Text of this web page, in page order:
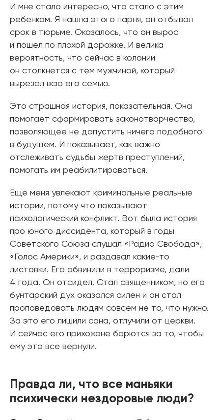
И мне стало интересно, что стало с этим
ребенком. Я нашла этого парня, он отбывал
срок в тюрьме. Оказалось, что он вырос
и пошел по плохой дорожке. И велика
вероятность, что сейчас в колонии
он столкнется с тем мужчиной, который
вырезал всю его семью.
Это страшная история, показательная. Она
помогает сформировать законотворчество,
позволяющее не допустить ничего подобного
в будущем. И показывает, как важно
отслеживать судьбы жертв преступлений,
помогать им реабилитироваться.
Еще меня увлекают криминальные реальные
истории, потому что показывают
психологический конфликт. Вот была история
про юного диссидента, который в годы
Советского Союза слушал «Радио Свобода»,
«Голос Америки», и раздавал какие-то
листовки. Его обвинили в терроризме, дали
4 года. Он отсидел. Стал священником, но его
бунтарский дух оказался силен и он стал
проповедовать людям совсем не то, что нужно.
За это его лишили сана, отлучили от церкви.
И сейчас его прихожане борются за то, чтобы
ему это все вернули.
Правда ли, что все маньяки
психически нездоровые люди?